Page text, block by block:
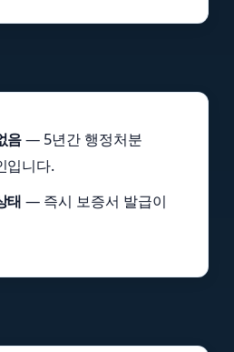
음— 5년간 행정처분
입니다.
태 — 즉시 보증서 발급이